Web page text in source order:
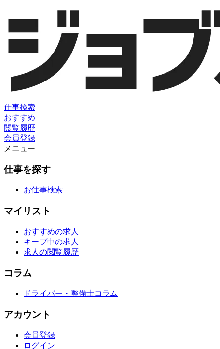
仕事検索
おすすめ
閲覧履歴
会員登録
メニュー
仕事を探す
お仕事検索
マイリスト
おすすめの求人
キープ中の求人
求人の閲覧履歴
コラム
ドライバー・整備士コラム
アカウント
会員登録
ログイン